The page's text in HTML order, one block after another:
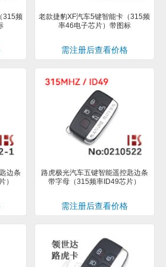
315频
老款捷豹XF汽车5键智能卡（315频
率46电子芯片）带图标
需注册后查看价格
边条
）
路虎极光汽车五键智能遥控匙边条
带字母（315频率ID49芯片）
需注册后查看价格